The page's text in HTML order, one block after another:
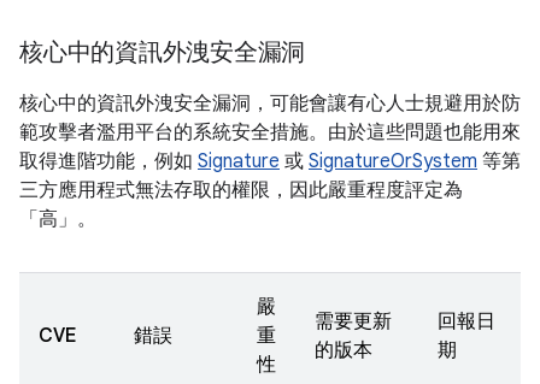
核心中的資訊外洩安全漏洞
核心中的資訊外洩安全漏洞，可能會讓有心人士規避用於防
範攻擊者濫用平台的系統安全措施。由於這些問題也能用來
取得進階功能，例如 Signature 或 SignatureOrSystem 等第
三方應用程式無法存取的權限，因此嚴重程度評定為
「高」。
CVE 錯誤
嚴
重
性
需要更新
的版本
回報日
期